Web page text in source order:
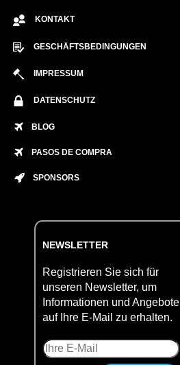
KONTAKT
GESCHÄFTSBEDINGUNGEN
IMPRESSUM
DATENSCHUTZ
BLOG
PASOS DE COMPRA
SPONSORS
NEWSLETTER
Registrieren Sie sich für
unseren Newsletter, um
Informationen und Angebote
auf Ihre E-Mail zu erhalten.